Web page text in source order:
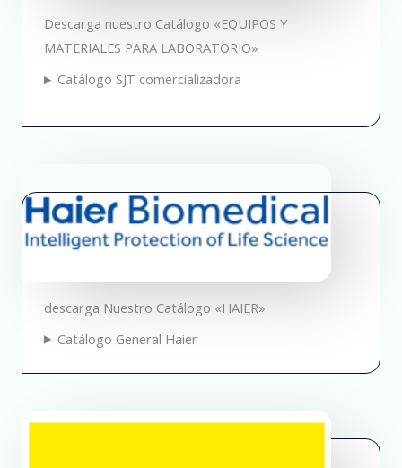
Descarga nuestro Catálogo «EQUIPOS Y
MATERIALES PARA LABORATORIO»
Catálogo SJT comercializadora
descarga Nuestro Catálogo «HAIER»
Catálogo General Haier